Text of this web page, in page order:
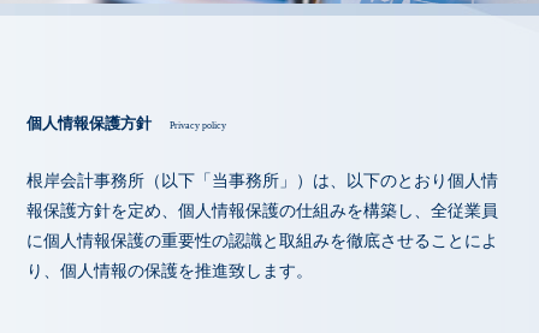
個人情報保護方針 Privacy policy
根岸会計事務所（以下「当事務所」）は、以下のとおり個人情
報保護方針を定め、個人情報保護の仕組みを構築し、全従業員
に個人情報保護の重要性の認識と取組みを徹底させることによ
り、個人情報の保護を推進致します。